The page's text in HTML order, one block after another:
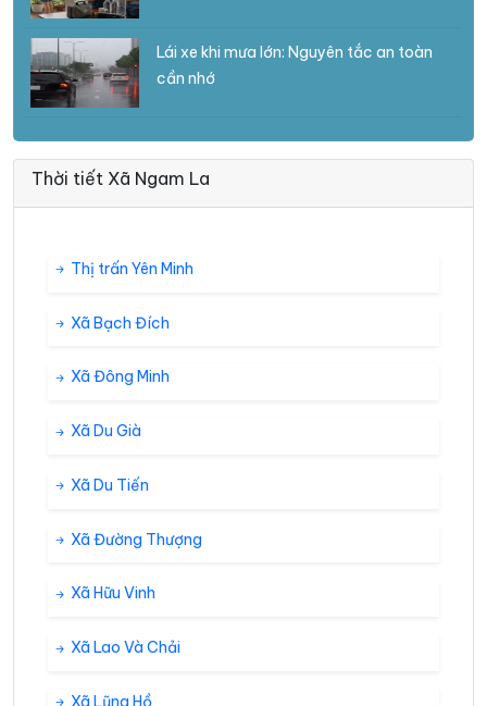
Lái xe khi mưa lớn: Nguyên tắc an toàn
cần nhớ
Thời tiết Xã Ngam La
Thị trấn Yên Minh
Xã Bạch Đích
Xã Đông Minh
Xã Du Già
Xã Du Tiến
Xã Đường Thượng
Xã Hữu Vinh
Xã Lao Và Chải
Xã Lũng Hồ